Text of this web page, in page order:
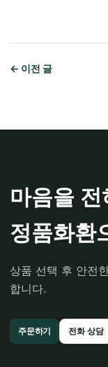
← 이전 글
마음을
정품화환
상품 선택 후 안전
합니다.
주문하기 전화 상담